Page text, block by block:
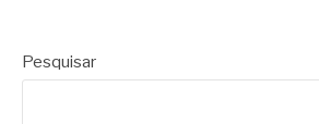
Pesquisar